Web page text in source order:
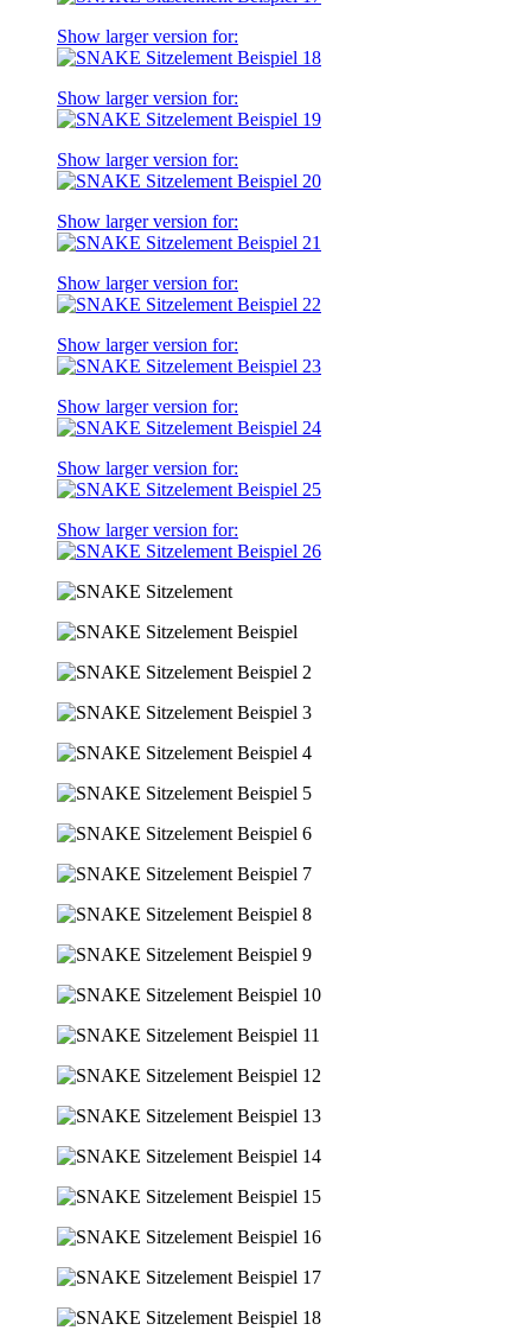
Show larger version for:
Show larger version for:
Show larger version for:
Show larger version for:
Show larger version for:
Show larger version for:
Show larger version for:
Show larger version for:
Show larger version for: